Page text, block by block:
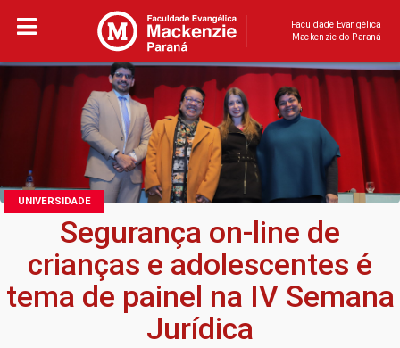
Faculdade Evangélica
Mackenzie do Paraná
UNIVERSIDADE
Segurança on-line de
crianças e adolescentes é
tema de painel na IV Semana
Jurídica